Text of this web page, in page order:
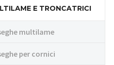
E TRONCATRICI
multilame
per cornici